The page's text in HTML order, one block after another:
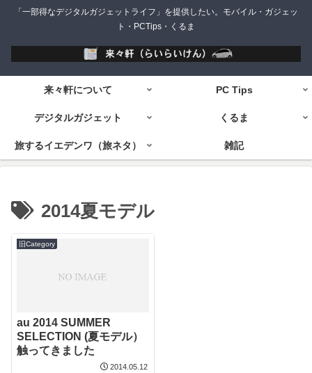
「一部得なデジタルガジェットライフ」を提供したい。モバイル・ガジェッ
ト・PCTips・くるま
来々軒について PC Tips
デジタルガジェット くるま
旅するイエデンワ（旅ネタ） 雑記
2014夏モデル
旧Category
au 2014 SUMMER
SELECTION (夏モデル）
触ってきました
2014.05.12